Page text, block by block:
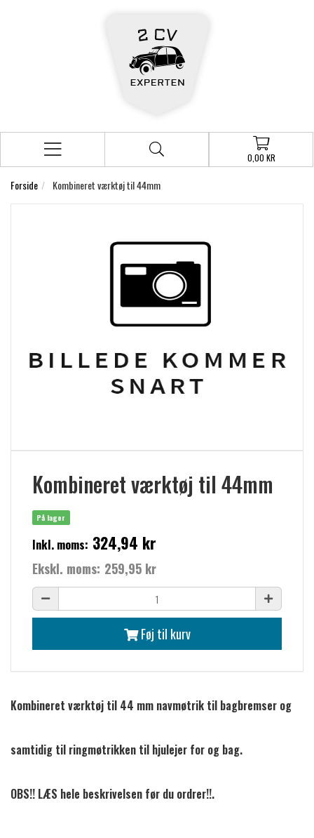
0,00 KR
Forside Kombineret værktøj til 44mm
Kombineret værktøj til 44mm
På lager
Inkl. moms: 324,94 kr
Ekskl. moms: 259,95 kr
Føj til kurv
Kombineret værktøj til 44 mm navmøtrik til bagbremser og
samtidig til ringmøtrikken til hjulejer for og bag.
OBS!! LÆS hele beskrivelsen før du ordrer!!.